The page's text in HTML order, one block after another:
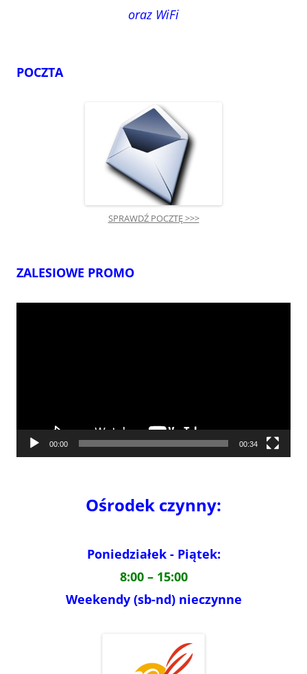
oraz WiFi
POCZTA
SPRAWDŹ POCZTĘ >>>
ZALESIOWE PROMO
Odtwarzacz
00:00 00:34
Ośrodek czynny:
Poniedziałek - Piątek:
8:00 – 15:00
Weekendy (sb-nd) nieczynne